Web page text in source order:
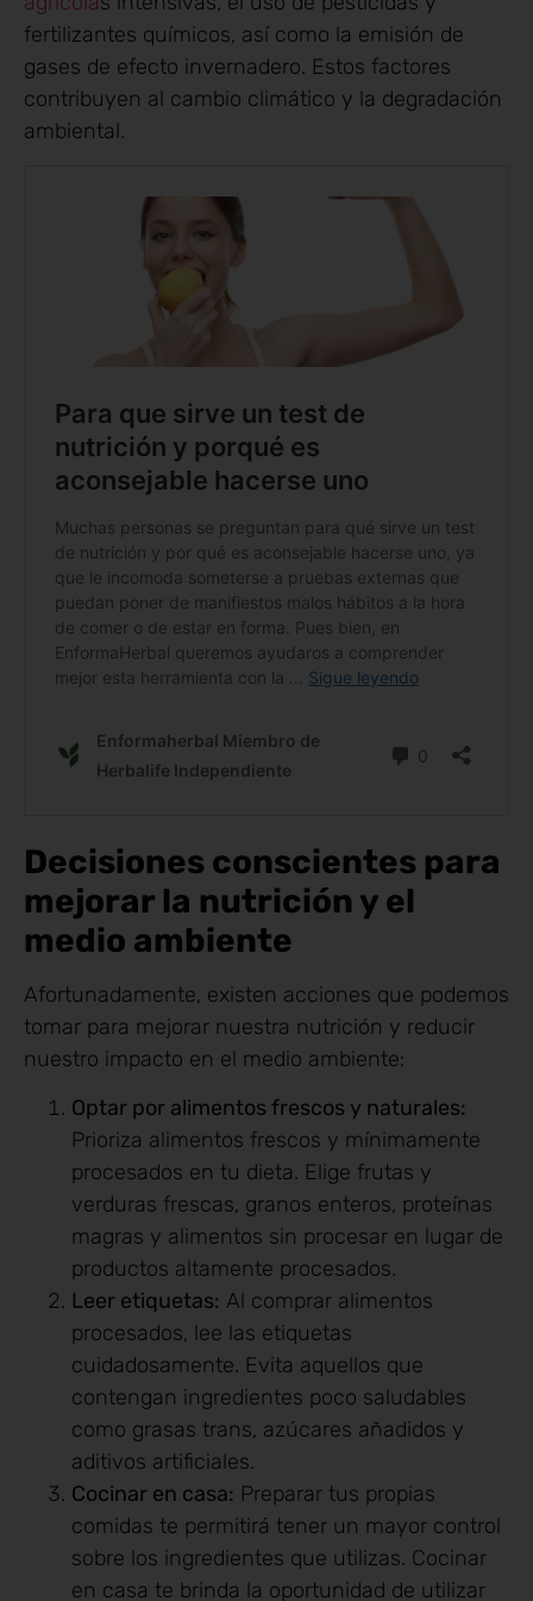
fertilizantes químicos, así como la emisión de
gases de efecto invernadero. Estos factores
contribuyen al cambio climático y la degradación
ambiental.
Decisiones conscientes para
mejorar la nutrición y el
medio ambiente
Afortunadamente, existen acciones que podemos
tomar para mejorar nuestra nutrición y reducir
nuestro impacto en el medio ambiente:
Optar por alimentos frescos y naturales:
Prioriza alimentos frescos y mínimamente
procesados en tu dieta. Elige frutas y
verduras frescas, granos enteros, proteínas
magras y alimentos sin procesar en lugar de
productos altamente procesados.
Leer etiquetas: Al comprar alimentos
procesados, lee las etiquetas
cuidadosamente. Evita aquellos que
contengan ingredientes poco saludables
como grasas trans, azúcares añadidos y
aditivos artificiales.
Cocinar en casa: Preparar tus propias
comidas te permitirá tener un mayor control
sobre los ingredientes que utilizas. Cocinar
en casa te brinda la oportunidad de utilizar